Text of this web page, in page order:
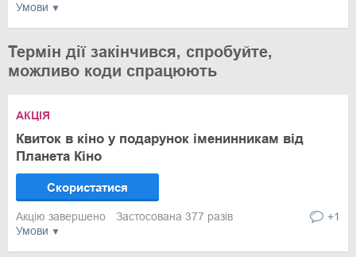
Умови
Термін дії закінчився, спробуйте,
можливо коди спрацюють
Умови
АКЦІЯ
Квиток в кіно у подарунок іменинникам від
Планета Кіно
Скористатися
Акцію завершено Застосована 377 разів +1